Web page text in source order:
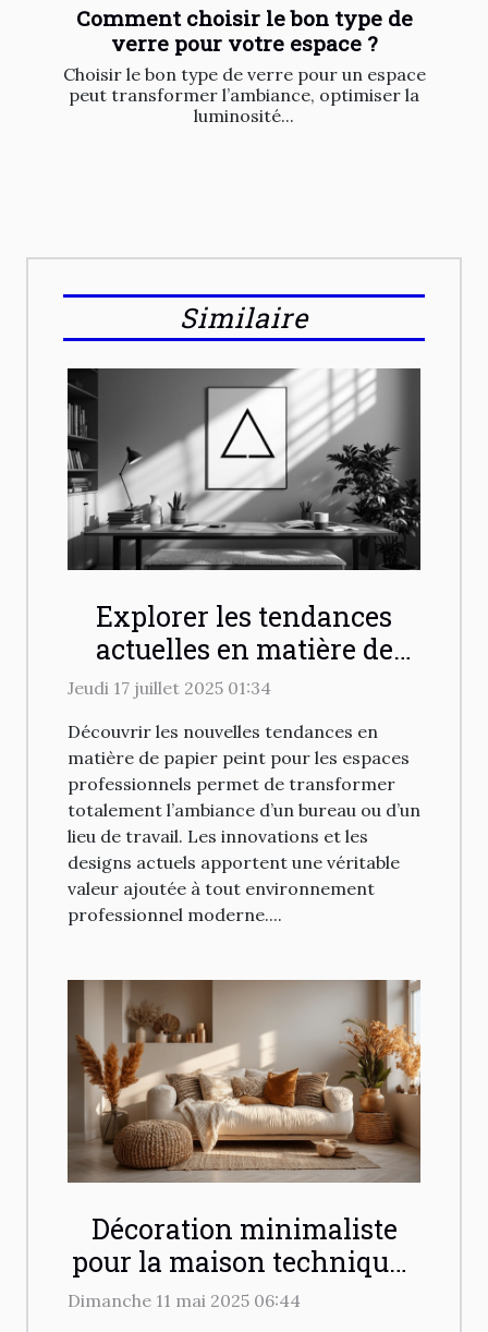
Comment choisir le bon type de
verre pour votre espace ?
Choisir le bon type de verre pour un espace
peut transformer l’ambiance, optimiser la
luminosité...
Similaire
Explorer les tendances
actuelles en matière de
papier peint pour espaces
Jeudi 17 juillet 2025 01:34
Découvrir les nouvelles tendances en
matière de papier peint pour les espaces
professionnels permet de transformer
totalement l’ambiance d’un bureau ou d’un
lieu de travail. Les innovations et les
designs actuels apportent une véritable
valeur ajoutée à tout environnement
professionnel moderne....
Décoration minimaliste
pour la maison techniques
et astuces pour un
Dimanche 11 mai 2025 06:44